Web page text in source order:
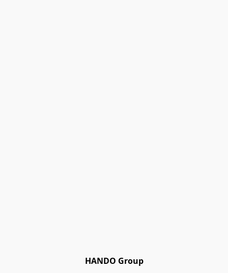
HANDO Group